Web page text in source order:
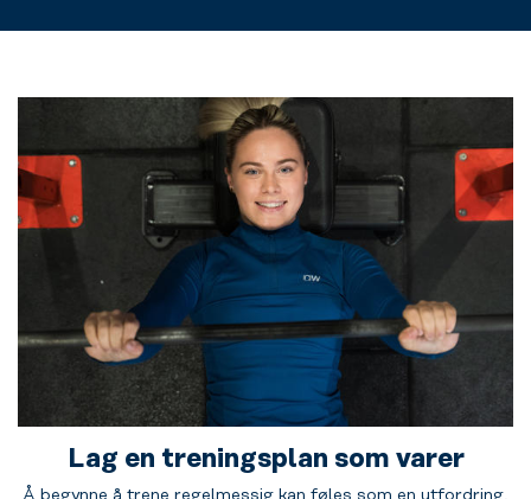
Lag en treningsplan som varer